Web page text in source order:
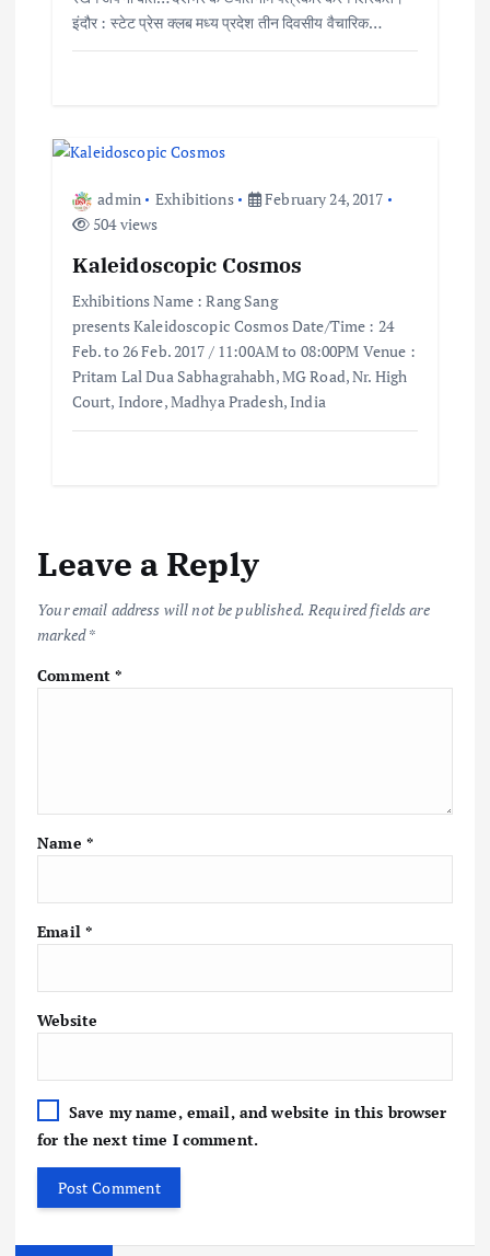
इंदौर : स्टेट प्रेस क्लब मध्य प्रदेश तीन दिवसीय वैचारिक…
admin Exhibitions
February 24, 2017
504 views
Kaleidoscopic Cosmos
Exhibitions Name : Rang Sang
presents Kaleidoscopic Cosmos Date/Time : 24
Feb. to 26 Feb. 2017 / 11:00AM to 08:00PM Venue :
Pritam Lal Dua Sabhagrahabh, MG Road, Nr. High
Court, Indore, Madhya Pradesh, India
Leave a Reply
Your email address will not be published. Required fields are
marked*
Comment*
Name *
Email *
Website
Save my name, email, and website in this browser
for the next time I comment.